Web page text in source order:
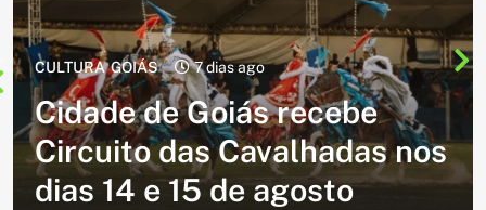
CULTURA 2 semanas ago
Cavalgada do Batom está de
volta e promete reunir
milhares de participantes
em Caldazinha